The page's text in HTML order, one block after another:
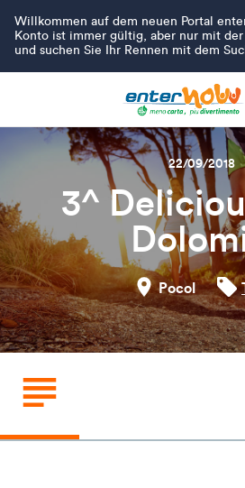
Willkommen auf dem neuen Portal
Konto ist immer gültig, aber nur mit
und suchen Sie Ihr Rennen mit dem
22/09/2018
3^
Pocol